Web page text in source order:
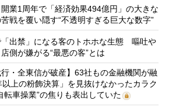
業1周年で「経済効果494億円」の大きな
戦を覆い隠す“不透明すぎる巨大な数字”
「出禁」になる客のトホホな生態 嘔吐や
側が嫌がる“最悪の客”とは
行・全東信が破産】63社もの金融機関が融
上の粉飾決算」を見抜けなかったカラク
車操業”の焦りも表出していた